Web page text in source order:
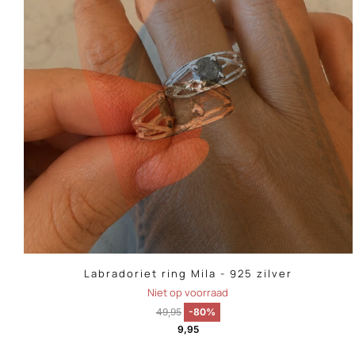
Labradoriet ring Mila - 925 zilver
Niet op voorraad
49,95
-80%
9,95